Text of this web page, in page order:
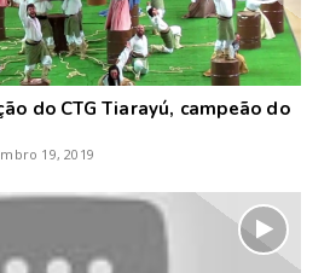
do CTG Tiarayú, campeão do
19, 2019